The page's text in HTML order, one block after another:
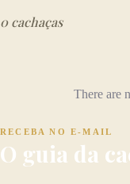
0 cachaças
There are
RECEBA NO E-MAIL
O guia da